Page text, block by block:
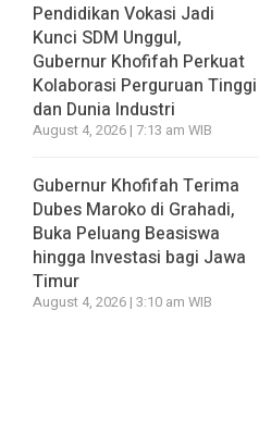
Pendidikan Vokasi Jadi
Kunci SDM Unggul,
Gubernur Khofifah Perkuat
Kolaborasi Perguruan Tinggi
dan Dunia Industri
August 4, 2026 | 7:13 am WIB
Gubernur Khofifah Terima
Dubes Maroko di Grahadi,
Buka Peluang Beasiswa
hingga Investasi bagi Jawa
Timur
August 4, 2026 | 3:10 am WIB